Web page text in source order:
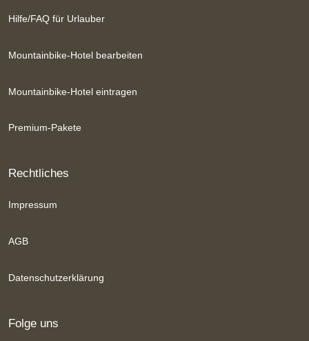
Hilfe/FAQ für Urlauber
Mountainbike-Hotel bearbeiten
Mountainbike-Hotel eintragen
Premium-Pakete
Rechtliches
Impressum
AGB
Datenschutzerklärung
Folge uns